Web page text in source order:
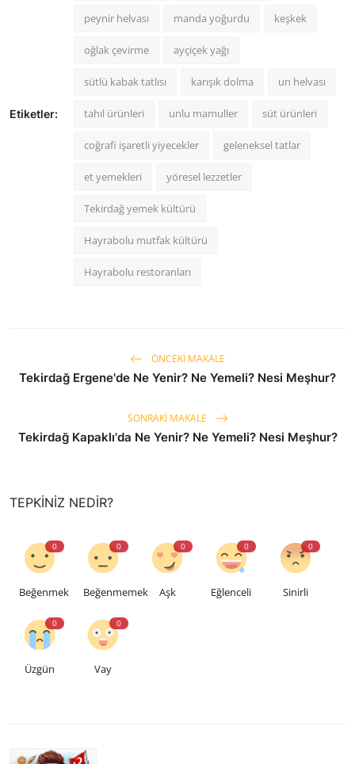
Etiketler:
peynir helvası manda yoğurdu keşkek
oğlak çevirme ayçiçek yağı
sütlü kabak tatlısı karışık dolma un helvası
tahıl ürünleri unlu mamuller süt ürünleri
coğrafi işaretli yiyecekler geleneksel tatlar
et yemekleri yöresel lezzetler
Tekirdağ yemek kültürü
Hayrabolu mutfak kültürü
Hayrabolu restoranları
ÖNCEKI MAKALE
Tekirdağ Ergene'de Ne Yenir? Ne Yemeli? Nesi Meşhur?
SONRAKI MAKALE
Tekirdağ Kapaklı'da Ne Yenir? Ne Yemeli? Nesi Meşhur?
TEPKINIZ NEDIR?
0
Beğenmek
0
Beğenmemek
0
Aşk
0
Eğlenceli
0
Sinirli
0
Üzgün
0
Vay